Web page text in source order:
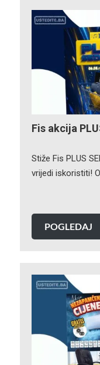
Fis akcija
Stiže Fis PLUS
vrijedi iskoristiti!
POGLEDAJ